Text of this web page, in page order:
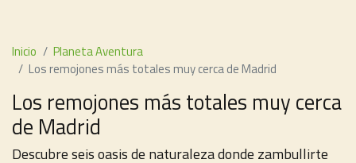
Inicio
Planeta Aventura
Los remojones más totales muy cerca de Madrid
Los remojones más totales muy cerca
de Madrid
Descubre seis oasis de naturaleza donde zambullirte